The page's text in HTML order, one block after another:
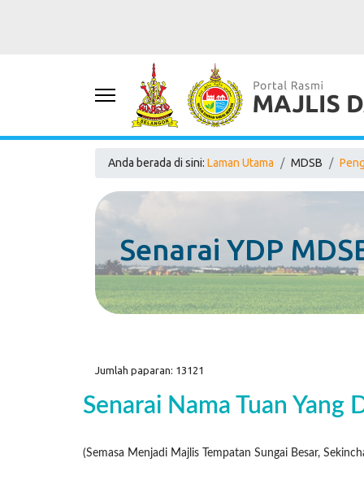
Anda berada di sini: Laman Utama MDSB
Senarai YDP
Jumlah paparan: 13121
Senarai Nama Tuan Yang
(Semasa Menjadi Majlis Tempatan Sungai Besar,